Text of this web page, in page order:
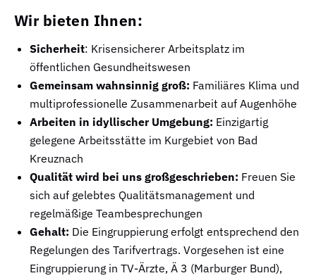
Wir bieten Ihnen:
Sicherheit: Krisensicherer Arbeitsplatz im
öffentlichen Gesundheitswesen
Gemeinsam wahnsinnig groß: Familiäres Klima und
multiprofessionelle Zusammenarbeit auf Augenhöhe
Arbeiten in idyllischer Umgebung: Einzigartig
gelegene Arbeitsstätte im Kurgebiet von Bad
Kreuznach
Qualität wird bei uns großgeschrieben: Freuen Sie
sich auf gelebtes Qualitätsmanagement und
regelmäßige Teambesprechungen
Gehalt: Die Eingruppierung erfolgt entsprechend den
Regelungen des Tarifvertrags. Vorgesehen ist eine
Eingruppierung in TV-Ärzte, Ä 3 (Marburger Bund),